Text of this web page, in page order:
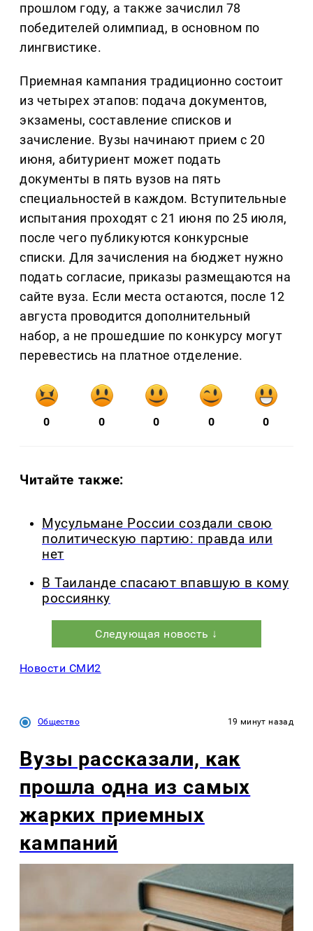
прошлом году, а также зачислил 78
победителей олимпиад, в основном по
лингвистике.
Приемная кампания традиционно состоит
из четырех этапов: подача документов,
экзамены, составление списков и
зачисление. Вузы начинают прием с 20
июня, абитуриент может подать
документы в пять вузов на пять
специальностей в каждом. Вступительные
испытания проходят с 21 июня по 25 июля,
после чего публикуются конкурсные
списки. Для зачисления на бюджет нужно
подать согласие, приказы размещаются на
сайте вуза. Если места остаются, после 12
августа проводится дополнительный
набор, а не прошедшие по конкурсу могут
перевестись на платное отделение.
0 0 0 0 0
Читайте также:
Мусульмане России создали свою
политическую партию: правда или
нет
В Таиланде спасают впавшую в кому
россиянку
Следующая новость ↓
Новости СМИ2
Общество 19 минут назад
Вузы рассказали, как
прошла одна из самых
жарких приемных
кампаний